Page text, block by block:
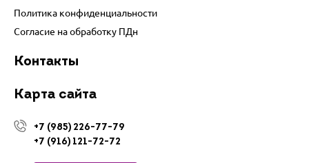
Политика конфиденциальности
Согласие на обработку ПДн
Контакты
Карта сайта
+7 (985) 226-77-79
+7 (916) 121-72-72